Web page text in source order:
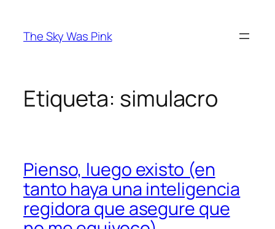
contenido
The Sky Was Pink
Etiqueta: simulacro
Pienso, luego existo (en
tanto haya una inteligencia
regidora que asegure que